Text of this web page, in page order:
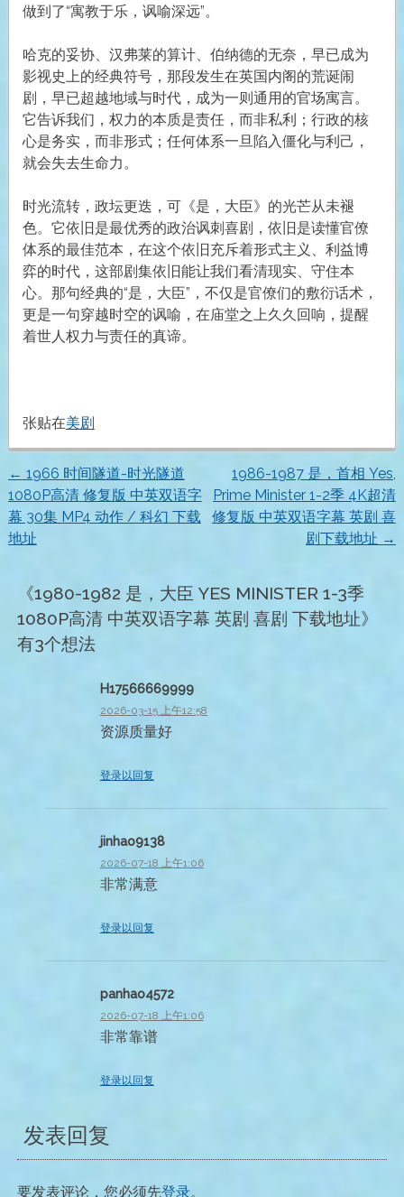
做到了“寓教于乐，讽喻深远”。
哈克的妥协、汉弗莱的算计、伯纳德的无奈，早已成为
影视史上的经典符号，那段发生在英国内阁的荒诞闹
剧，早已超越地域与时代，成为一则通用的官场寓言。
它告诉我们，权力的本质是责任，而非私利；行政的核
心是务实，而非形式；任何体系一旦陷入僵化与利己，
就会失去生命力。
时光流转，政坛更迭，可《是，大臣》的光芒从未褪
色。它依旧是最优秀的政治讽刺喜剧，依旧是读懂官僚
体系的最佳范本，在这个依旧充斥着形式主义、利益博
弈的时代，这部剧集依旧能让我们看清现实、守住本
心。那句经典的“是，大臣”，不仅是官僚们的敷衍话术，
更是一句穿越时空的讽喻，在庙堂之上久久回响，提醒
着世人权力与责任的真谛。
张贴在美剧
文
章
航
← 1966 时间隧道-时光隧道
1080P高清 修复版 中英双语字
幕 30集 MP4 动作 / 科幻 下载
地址
1986-1987 是，首相 Yes,
Prime Minister 1-2季 4K超清
修复版 中英双语字幕 英剧 喜
剧下载地址 →
《1980-1982 是，大臣 YES MINISTER 1-3季
1080P高清 中英双语字幕 英剧 喜剧 下载地址》
有3个想法
H17566669999
2026-03-15 上午12:58
资源质量好
登录以回复
jinhao9138
2026-07-18 上午1:06
非常满意
登录以回复
panhao4572
2026-07-18 上午1:06
非常靠谱
登录以回复
发表回复
要发表评论，您必须先登录。